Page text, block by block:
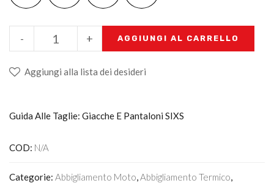
+
- AGGIUNGI AL CARRELLO
Aggiungi alla lista dei desideri
Guida Alle Taglie: Giacche E Pantaloni SIXS
COD: N/A
Categorie: Abbigliamento Moto,Abbigliamento Termico,